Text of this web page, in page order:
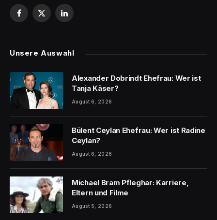
Facebook
X
LinkedIn
Unsere Auswahl
Alexander Dobrindt Ehefrau: Wer ist
Tanja Käser?
August 6, 2026
Bülent Ceylan Ehefrau: Wer ist Radine
Ceylan?
August 6, 2026
Michael Bram Pfleghar: Karriere,
Eltern und Filme
August 5, 2026